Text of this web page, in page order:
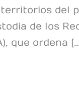
del
de los
que ordena